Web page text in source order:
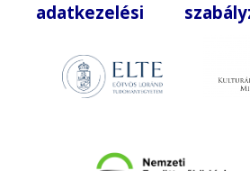
adatkezelési